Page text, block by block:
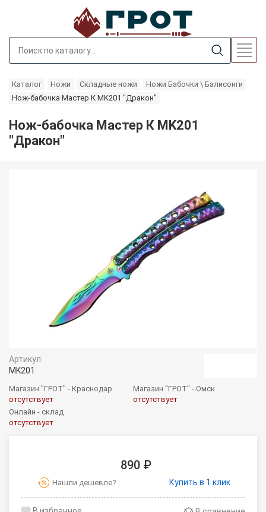
Каталог Ножи Складные ножи
Ножи Бабочки \ Балисонги
Нож-бабочка Мастер К MK201 "Дракон"
Нож-бабочка Мастер К MK201
"Дракон"
Артикул:
MK201
Магазин "ГРОТ" - Краснодар
отсутствует
Магазин "ГРОТ" - Омск
отсутствует
Онлайн - склад
отсутствует
890 ₽
Нашли дешевле? Купить в 1 клик